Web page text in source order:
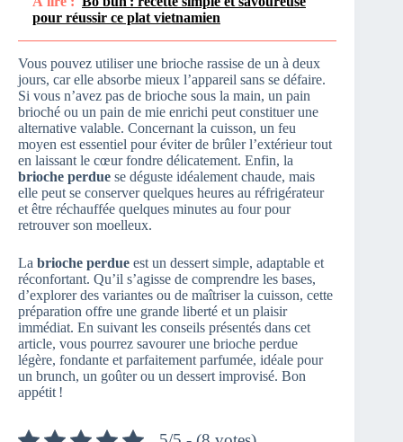
pour réussir ce plat vietnamien
Vous pouvez utiliser une brioche rassise de un à deux
jours, car elle absorbe mieux l’appareil sans se défaire.
Si vous n’avez pas de brioche sous la main, un pain
brioché ou un pain de mie enrichi peut constituer une
alternative valable. Concernant la cuisson, un feu
moyen est essentiel pour éviter de brûler l’extérieur tout
en laissant le cœur fondre délicatement. Enfin, la
brioche perdue se déguste idéalement chaude, mais
elle peut se conserver quelques heures au réfrigérateur
et être réchauffée quelques minutes au four pour
retrouver son moelleux.
La brioche perdue est un dessert simple, adaptable et
réconfortant. Qu’il s’agisse de comprendre les bases,
d’explorer des variantes ou de maîtriser la cuisson, cette
préparation offre une grande liberté et un plaisir
immédiat. En suivant les conseils présentés dans cet
article, vous pourrez savourer une brioche perdue
légère, fondante et parfaitement parfumée, idéale pour
un brunch, un goûter ou un dessert improvisé. Bon
appétit !